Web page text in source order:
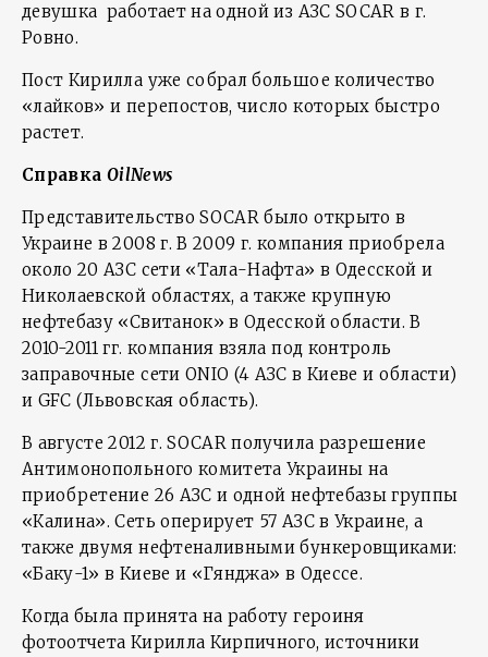
девушка работает на одной из АЗС SOCAR в г.
Ровно.
Пост Кирилла уже собрал большое количество
«лайков» и перепостов, число которых быстро
растет.
Справка OilNews
Представительство SOCAR было открыто в
Украине в 2008 г. В 2009 г. компания приобрела
около 20 АЗС сети «Тала-Нафта» в Одесской и
Николаевской областях, а также крупную
нефтебазу «Свитанок» в Одесской области. В
2010-2011 гг. компания взяла под контроль
заправочные сети ONIO (4 АЗС в Киеве и области)
и GFC (Львовская область).
В августе 2012 г. SOCAR получила разрешение
Антимонопольного комитета Украины на
приобретение 26 АЗС и одной нефтебазы группы
«Калина». Сеть оперирует 57 АЗС в Украине, а
также двумя нефтеналивными бункеровщиками:
«Баку-1» в Киеве и «Гянджа» в Одессе.
Когда была принята на работу героиня
фотоотчета Кирилла Кирпичного, источники